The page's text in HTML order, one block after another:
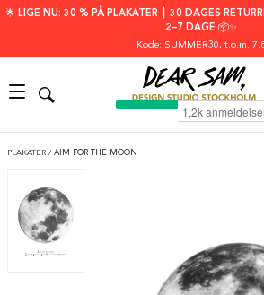
🌟 LIGE NU: 30 % PÅ PLAKATER ┃ 30 DAGES
2–7 DAGE 📦✨
Kode: SUMMER30, t.o.m.
PLAKATER / AIM FOR THE MOON